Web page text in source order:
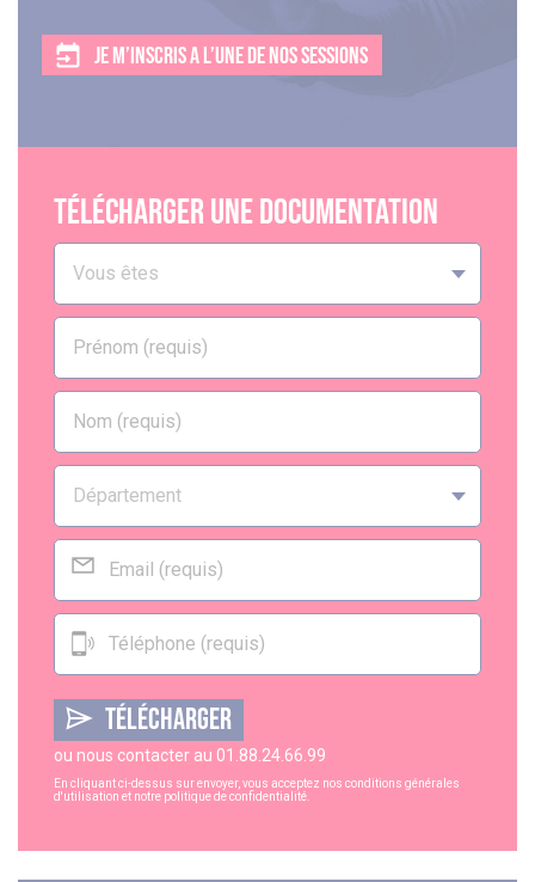
JE M’INSCRIS A L’UNE DE NOS SESSIONS
Télécharger une documentation
TÉLÉCHARGER
ou nous contacter au 01.88.24.66.99
En cliquant ci-dessus sur envoyer, vous acceptez nos conditions générales
d'utilisation et notre politique de confidentialité